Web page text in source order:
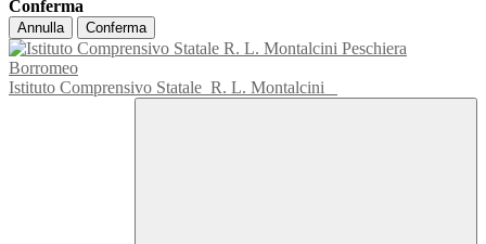
Conferma
Annulla Conferma
Istituto Comprensivo Statale R. L. Montalcini